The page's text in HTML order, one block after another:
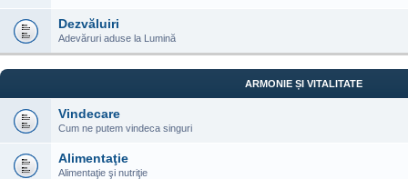
Dezvăluiri
Adevăruri aduse la Lumină
ARMONIE ȘI VITALITATE
Vindecare
Cum ne putem vindeca singuri
Alimentaţie
Alimentaţie şi nutriţie